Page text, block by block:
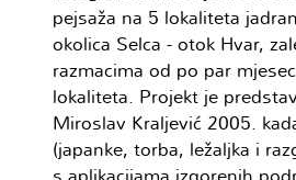
pejsaža na 5 lokaliteta
okolica Selca - otok Hvar,
razmacima od po par
lokaliteta. Projekt je
Miroslav Kraljević 2005.
(japanke, torba, ležaljka i